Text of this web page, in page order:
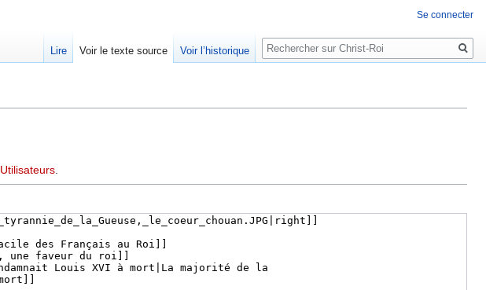
Utilisateurs
Se connecter
Lire Voir le texte source Voir l’historique
Rechercher